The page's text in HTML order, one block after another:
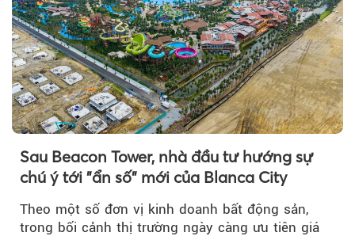
Sau Beacon Tower, nhà đầu tư hướng sự
chú ý tới "ẩn số" mới của Blanca City
Theo một số đơn vị kinh doanh bất động sản,
trong bối cảnh thị trường ngày càng ưu tiên giá